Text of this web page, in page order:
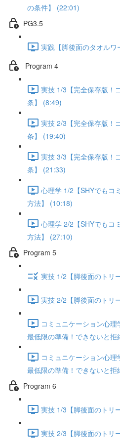
の条件】 (22:01)
PG3.5
実践【脚後面のタオル
Program 4
実技 1/3【完全保存版！
条】 (8:49)
実技 2/3【完全保存版！
条】 (19:40)
実技 3/3【完全保存版！
条】 (21:33)
心理学 1/2【SHYでもコ
方法】 (10:18)
心理学 2/2【SHYでもコ
方法】 (27:10)
Program 5
実技 1/2【脚後面のトリ
実技 2/2【脚後面のトリ
コミュニケーション心
最低限の準備！できないと拒
コミュニケーション心
最低限の準備！できないと拒
Program 6
実技 1/3【脚後面のトリ
実技 2/3【脚後面のトリ